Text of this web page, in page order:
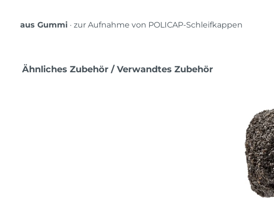
aus Gummi · zur Aufnahme von POLICAP-Schleifkappen
Produktgalerie überspringen
Ähnliches Zubehör / Verwandtes Zubehör